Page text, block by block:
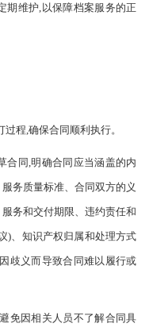
期维护,以保障档案服务的正
程,确保合同顺利执行。
合同,明确合同应当涵盖的内
务质量标准、合同双方的义
务和交付期限、违约责任和
)、知识产权归属和处理方式
歧义而导致合同难以履行或
免因相关人员不了解合同具